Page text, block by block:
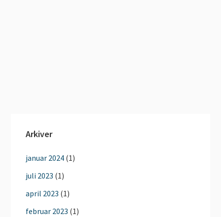
Arkiver
januar 2024 (1)
juli 2023 (1)
april 2023 (1)
februar 2023 (1)